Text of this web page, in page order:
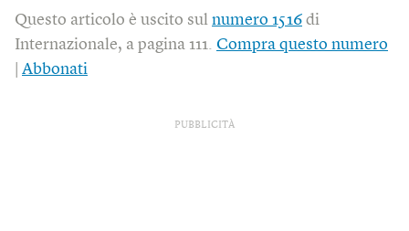
Questo articolo è uscito sul numero 1516 di
Internazionale, a pagina 111. Compra questo numero
Abbonati
PUBBLICITÀ